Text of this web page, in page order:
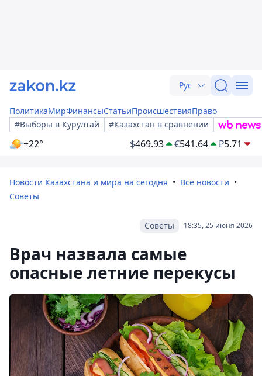
Рус
ПолитикаМирФинансыСтатьиПроисшествияПраво
#Выборы в Курултай
#Казахстан в сравнении
+22° $469.93 €541.64 ₽5.71
Новости Казахстана и мира на сегодня
Все новости
Советы
18:35, 25 июня 2026
Советы
Врач назвала самые
опасные летние перекусы